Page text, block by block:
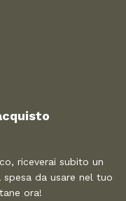
riceverai subito un
da usare nel tuo
ora!